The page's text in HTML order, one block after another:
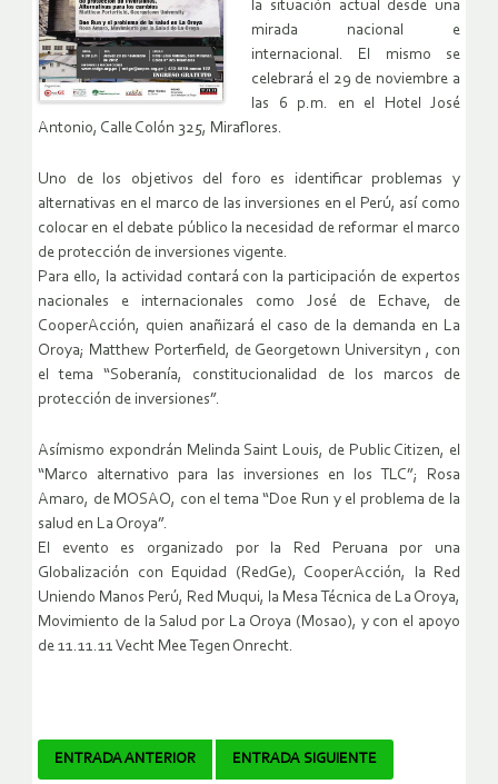
la situación actual desde una
mirada nacional e
internacional. El mismo se
celebrará el 29 de noviembre a
las 6 p.m. en el Hotel José
Antonio, Calle Colón 325, Miraflores.
Uno de los objetivos del foro es identificar problemas y
alternativas en el marco de las inversiones en el Perú, así como
colocar en el debate público la necesidad de reformar el marco
de protección de inversiones vigente.
Para ello, la actividad contará con la participación de expertos
nacionales e internacionales como José de Echave, de
CooperAcción, quien anañizará el caso de la demanda en La
Oroya; Matthew Porterfield, de Georgetown Universityn , con
el tema “Soberanía, constitucionalidad de los marcos de
protección de inversiones”.
Asímismo expondrán Melinda Saint Louis, de Public Citizen, el
“Marco alternativo para las inversiones en los TLC”; Rosa
Amaro, de MOSAO, con el tema “Doe Run y el problema de la
salud en La Oroya”.
El evento es organizado por la Red Peruana por una
Globalización con Equidad (RedGe), CooperAcción, la Red
Uniendo Manos Perú, Red Muqui, la Mesa Técnica de La Oroya,
Movimiento de la Salud por La Oroya (Mosao), y con el apoyo
de 11.11.11 Vecht Mee Tegen Onrecht.
Navegador
ENTRADA ANTERIOR ENTRADA SIGUIENTE